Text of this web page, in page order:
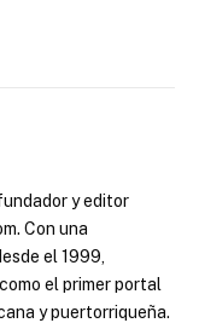
y editor
Con una
el 1999,
el primer portal
y puertorriqueña.